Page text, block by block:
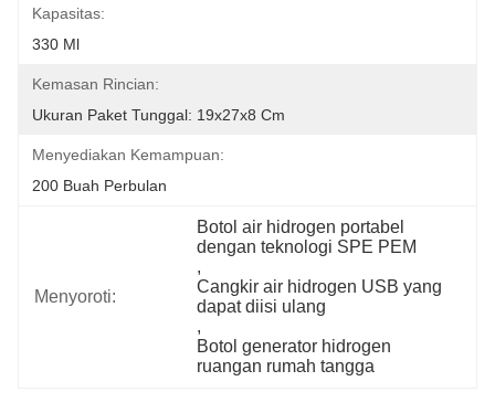
Kapasitas:
330 Ml
Kemasan Rincian:
Ukuran Paket Tunggal: 19x27x8 Cm
Menyediakan Kemampuan:
200 Buah Perbulan
Menyoroti:
Botol air hidrogen portabel
dengan teknologi SPE PEM
,
Cangkir air hidrogen USB yang
dapat diisi ulang
,
Botol generator hidrogen
ruangan rumah tangga